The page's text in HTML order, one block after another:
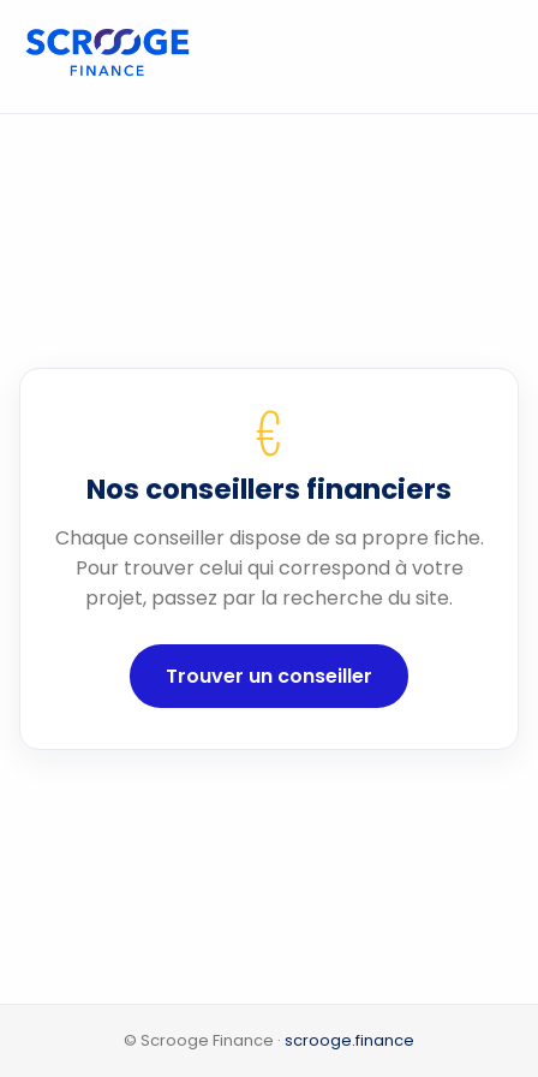
€
Nos conseillers financiers
Chaque conseiller dispose de sa propre fiche.
Pour trouver celui qui correspond à votre
projet, passez par la recherche du site.
Trouver un conseiller
© Scrooge Finance · scrooge.finance